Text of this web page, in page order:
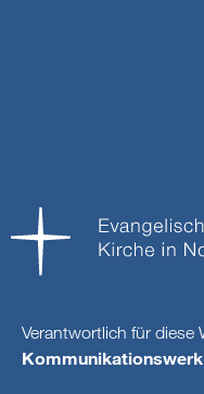
Verantwortlich für diese